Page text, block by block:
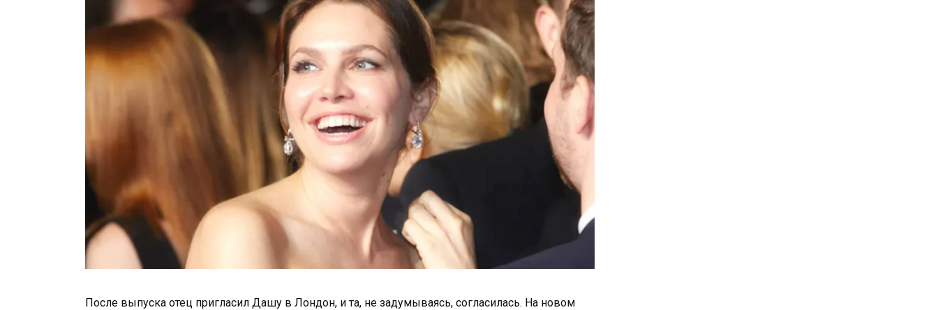
После выпуска отец пригласил Дашу в Лондон, и та, не задумываясь, согласилась. На новом